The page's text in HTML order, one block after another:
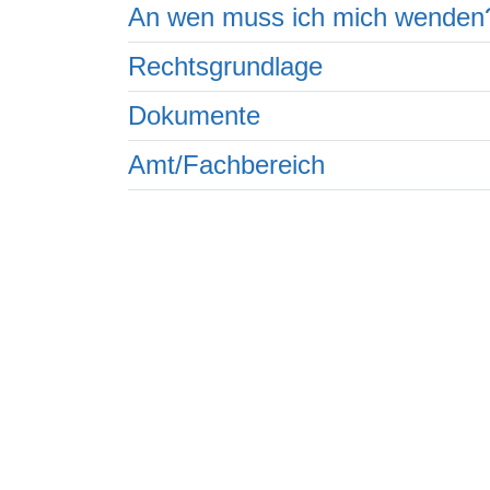
An wen muss ich mich
Rechtsgrundlage
Dokumente
Amt/Fachbereich